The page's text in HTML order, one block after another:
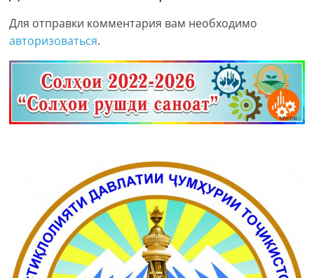
Для отправки комментария вам необходимо
авторизоваться.